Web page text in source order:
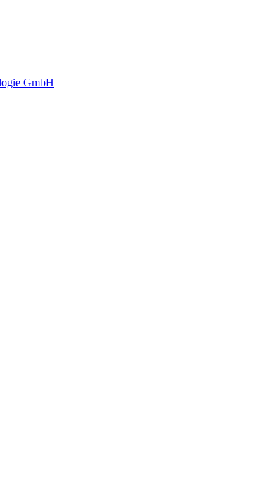
GmbH